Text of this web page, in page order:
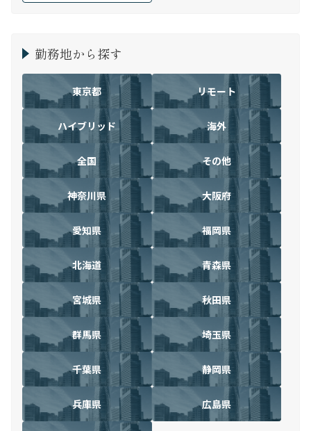
勤務地から探す
東京都 リモート
ハイブリッド 海外
全国 その他
神奈川県 大阪府
愛知県 福岡県
北海道 青森県
宮城県 秋田県
群馬県 埼玉県
千葉県 静岡県
兵庫県 広島県